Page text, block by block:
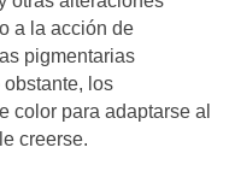
a la acción de
pigmentarias
los
color para adaptarse al
creerse.